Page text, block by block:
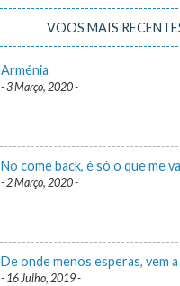
VOOS MAIS
Arménia
3 Março, 2020
No come back, é só o que me
2 Março, 2020
De onde menos esperas, vem
16 Julho, 2019